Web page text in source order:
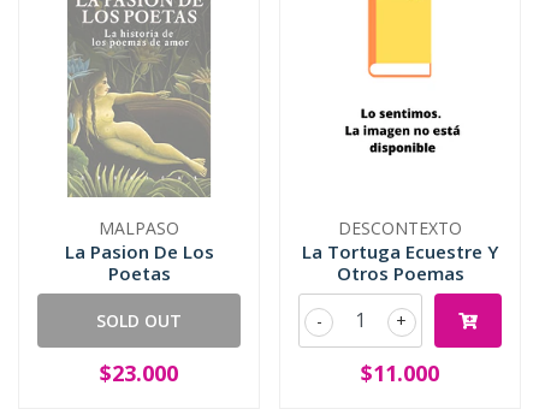
MALPASO
La Pasion De Los
Poetas
SOLD OUT
$23.000
DESCONTEXTO
La Tortuga Ecuestre Y
Otros Poemas
+
-
$11.000